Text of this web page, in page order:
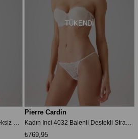
TÜKENDI
Pierre Cardin
₺769,95